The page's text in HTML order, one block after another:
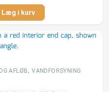
Læg i kurv
AFLØB,VANDFORSYNING